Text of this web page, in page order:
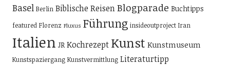
Basel Berlin Biblische ReisenBlogparade Buchtipps
featured Florenz Fluxus Führung insideoutproject Iran
Italien JR Kochrezept Kunst Kunstmuseum
Kunstspaziergang Kunstvermittlung Literaturtipp